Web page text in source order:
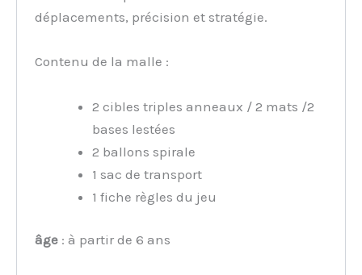
déplacements, précision et stratégie.
Contenu de la malle :
2 cibles triples anneaux / 2 mats /2
bases lestées
2 ballons spirale
1 sac de transport
1 fiche règles du jeu
âge : à partir de 6 ans